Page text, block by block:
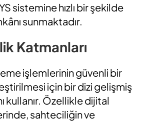
sistemine hızlı bir şekilde
sunmaktadır.
Katmanları
işlemlerinin güvenli bir
için bir dizi gelişmiş
kullanır. Özellikle dijital
sahteciliğin ve